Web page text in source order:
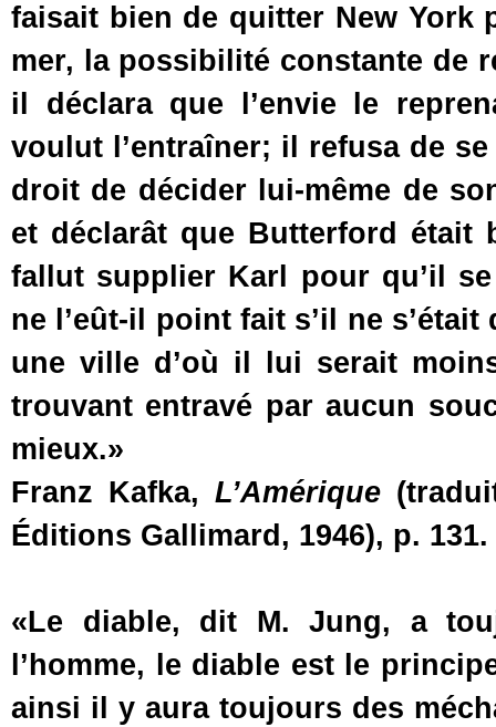
faisait bien de quitter New York
mer, la possibilité constante de
il déclara que l’envie le
voulut l’entraîner; il refusa de
droit de décider lui-même de
et déclarât que Butterford était
fallut supplier Karl pour qu’il
ne l’eût-il point fait s’il ne
une ville d’où il lui serait
trouvant entravé par aucun
mieux.»
Franz Kafka, L’Amérique
Éditions Gallimard, 1946), p. 131.
«Le diable, dit M. Jung, a
l’homme, le diable est le
ainsi il y aura toujours des